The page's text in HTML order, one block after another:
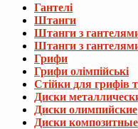
Гантелі
Штанги
Штанги з
Штанги з
Грифи
Грифи олімпійські
Стійки для грифів
Диски
Диски олимпийские
Диски композитные